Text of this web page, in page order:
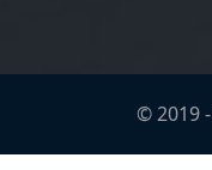
© 2019 -